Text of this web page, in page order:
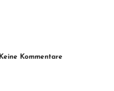
Keine Kommentare